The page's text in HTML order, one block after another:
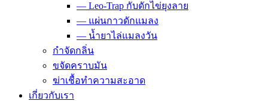
— Leo-Trap กับดักไข่ยุงลาย
— แผ่นกาวดักแมลง
— น้ำยาไล่แมลงวัน
กำจัดกลิ่น
ขจัดคราบมัน
ฆ่าเชื้อทำความสะอาด
เกี่ยวกับเรา